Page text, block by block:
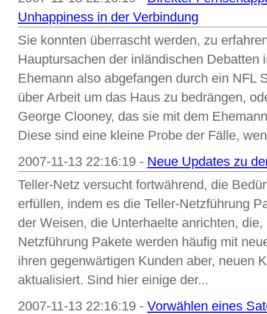
Unhappiness in der Verbindung
Sie konnten überrascht werden, zu
Hauptursachen der inländischen Debatten
Ehemann also abgefangen durch ein NFL
über Arbeit um das Haus zu bedrängen,
George Clooney, das sie mit dem
Diese sind eine kleine Probe der Fälle,
2007-11-13 22:16:19 - Neue Updates zu
Teller-Netz versucht fortwährend, die
erfüllen, indem es die Teller-Netzführung
der Weisen, die Unterhaelte anrichten,
Netzführung Pakete werden häufig mit
ihren gegenwärtigen Kunden aber, neuen
aktualisiert. Sind hier einige der...
2007-11-13 22:16:19 - Vorwählen eines